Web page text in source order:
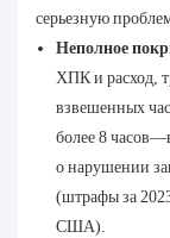
серьезную
Неполное
ХПК и расход,
взвешенных
более 8
о нарушении
(штрафы за
США).